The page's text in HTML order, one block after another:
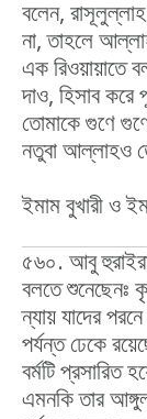
বলেন,
না, তাহলে
এক রিওয়ায়াতে
দাও, হিসাব
তোমাকে গুণে
নতুবা আল্লাহও
ইমাম বুখারী ও
৫৬০. আবু
বলতে শুনেছেনঃ
ন্যায় যাদের
পর্যন্ত ঢেকে
বর্মটি প্রসারিত
এমনকি তার